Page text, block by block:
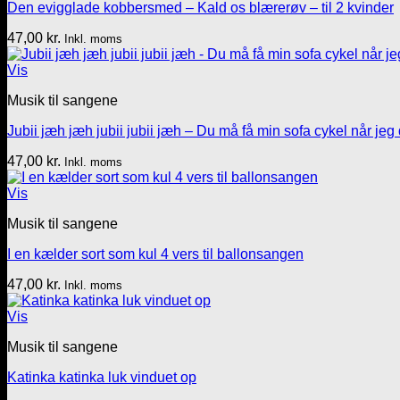
Den evigglade kobbersmed – Kald os blærerøv – til 2 kvinder
47,00 kr. Inkl. moms
Vis
Musik til sangene
Jubii jæh jæh jubii jubii jæh – Du må få min sofa cykel når jeg
47,00 kr. Inkl. moms
Vis
Musik til sangene
I en kælder sort som kul 4 vers til ballonsangen
47,00 kr. Inkl. moms
Vis
Musik til sangene
Katinka katinka luk vinduet op